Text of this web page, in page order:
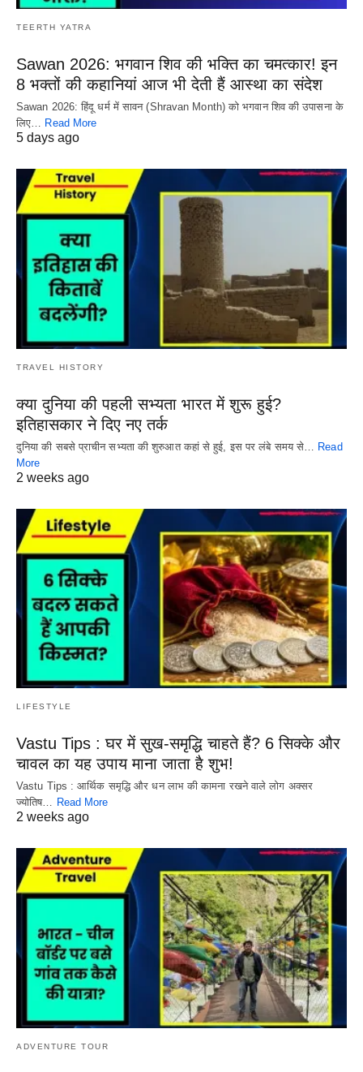
TEERTH YATRA
Sawan 2026: भगवान शिव की भक्ति का चमत्कार! इन
8 भक्तों की कहानियां आज भी देती हैं आस्था का संदेश
Sawan 2026: हिंदू धर्म में सावन (Shravan Month) को भगवान शिव की उपासना के
लिए… Read More
5 days ago
TRAVEL HISTORY
क्या दुनिया की पहली सभ्यता भारत में शुरू हुई?
इतिहासकार ने दिए नए तर्क
दुनिया की सबसे प्राचीन सभ्यता की शुरुआत कहां से हुई, इस पर लंबे समय से… Read
More
2 weeks ago
LIFESTYLE
Vastu Tips : घर में सुख-समृद्धि चाहते हैं? 6 सिक्के और
चावल का यह उपाय माना जाता है शुभ!
Vastu Tips : आर्थिक समृद्धि और धन लाभ की कामना रखने वाले लोग अक्सर
ज्योतिष… Read More
2 weeks ago
ADVENTURE TOUR